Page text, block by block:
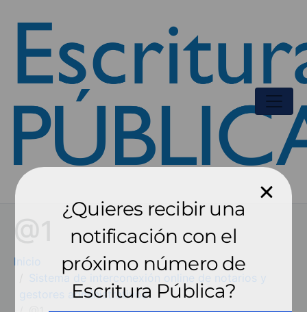
Inicio
Sistema de interconexión online de notarios y
gestores administrativos
¿Quieres recibir una
notificación con el
próximo número de
Escritura Pública?